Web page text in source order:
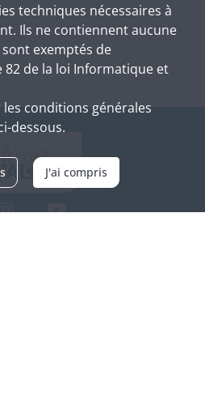
techniques nécessaires à
Ils ne contiennent aucune
exemptés de
de la loi Informatique et
conditions générales
dessous.
J'ai compris